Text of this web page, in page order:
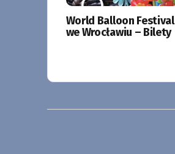
World Balloon Festival
we Wrocławiu – Bilety